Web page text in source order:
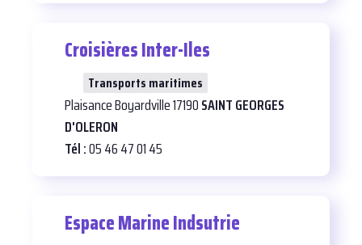
Croisières Inter-Iles
Transports maritimes
Plaisance Boyardville 17190SAINT GEORGES
D'OLERON
Tél :05 46 47 01 45
Espace Marine Indsutrie